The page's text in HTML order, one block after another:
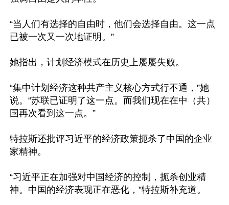
“当人们有选择的自由时，他们会选择自由。这一点
已被一次又一次地证明。”
她指出，计划经济模式在历史上屡屡失败。
“集中计划经济这种共产主义核心方式行不通，”她
说。“苏联已证明了这一点。而我们现在在中（共）
国再次看到这一点。”
特拉斯还批评习近平的经济政策扼杀了中国的企业
家精神。
“习近平正在加强对中国经济的控制，扼杀创业精
神。中国的经济表现正在恶化，”特拉斯补充道。